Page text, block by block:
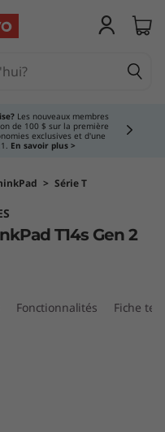
Les nouveaux membres
de 100 $ sur la première
exclusives et d'une
En savoir plus >
5
> Série T
T14s Gen 2
Fonctionnalités Fiche